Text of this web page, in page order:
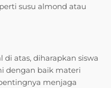
susu almond atau
di atas, diharapkan siswa
dengan baik materi
menjaga